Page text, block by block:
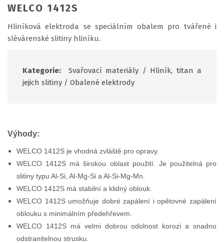
WELCO 1412S
Hliníková elektroda se speciálním obalem pro tvářené i
slévárenské slitiny hliníku.
Kategorie: Svařovací materiály / Hliník, titan a
jejich slitiny / Obalené elektrody
Výhody:
WELCO 1412S je vhodná zvláště pro opravy.
WELCO 1412S má širokou oblast použití. Je použitelná pro
slitiny typu Al-Si, Al-Mg-Si a Al-Si-Mg-Mn.
WELCO 1412S má stabilní a klidný oblouk.
WELCO 1412S umožňuje dobré zapálení i opětovné zapálení
oblouku s minimálním předehřevem.
WELCO 1412S má velmi dobrou odolnost korozi a snadno
odstranitelnou strusku.